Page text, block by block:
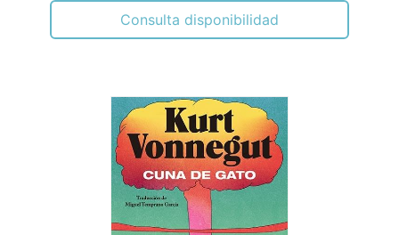
Consulta disponibilidad